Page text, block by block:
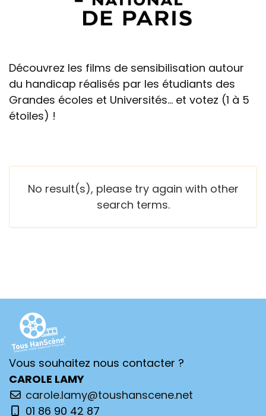
Découvrez les films de sensibilisation autour
du handicap réalisés par les étudiants des
Grandes écoles et Universités... et votez (1 à 5
étoiles) !
No result(s), please try again with other
search terms.
Vous souhaitez nous contacter ?
CAROLE LAMY
carole.lamy@toushanscene.net
01 86 90 42 87